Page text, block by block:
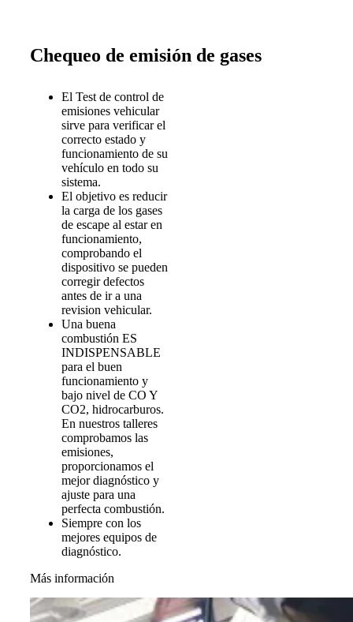
Chequeo de emisión de gases
El Test de control de
emisiones vehicular
sirve para verificar el
correcto estado y
funcionamiento de su
vehículo en todo su
sistema.
El objetivo es reducir
la carga de los gases
de escape al estar en
funcionamiento,
comprobando el
dispositivo se pueden
corregir defectos
antes de ir a una
revision vehicular.
Una buena
combustión ES
INDISPENSABLE
para el buen
funcionamiento y
bajo nivel de CO Y
CO2, hidrocarburos.
En nuestros talleres
comprobamos las
emisiones,
proporcionamos el
mejor diagnóstico y
ajuste para una
perfecta combustión.
Siempre con los
mejores equipos de
diagnóstico.
Más información